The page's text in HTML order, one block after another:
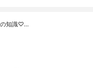
の知識♡…